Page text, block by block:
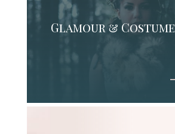
Glamour & Costume